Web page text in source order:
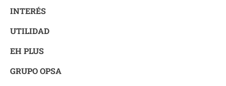
INTERÉS
UTILIDAD
EH PLUS
GRUPO OPSA